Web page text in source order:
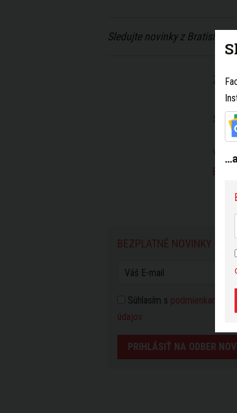
Sledujte novinky z Bratislavy
BEZPLATNÉ NOVINKY Z
Súhlasím s podmienkami
údajov
PRIHLÁSIŤ NA ODBER